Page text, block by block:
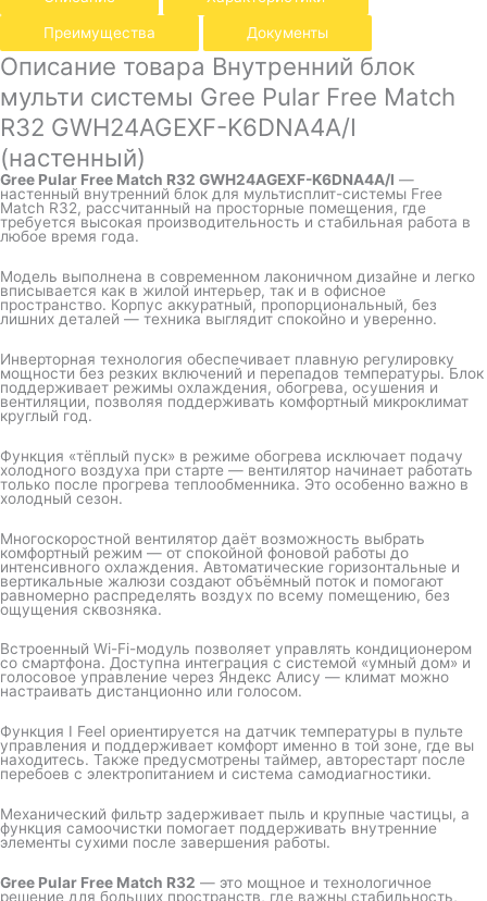
Преимущества Документы
Описание товара Внутренний блок
мульти системы Gree Pular Free Match
R32 GWH24AGEXF-K6DNA4A/I
(настенный)
Gree Pular Free Match R32 GWH24AGEXF-K6DNA4A/I —
настенный внутренний блок для мультисплит-системы Free
Match R32, рассчитанный на просторные помещения, где
требуется высокая производительность и стабильная работа в
любое время года.
Модель выполнена в современном лаконичном дизайне и легко
вписывается как в жилой интерьер, так и в офисное
пространство. Корпус аккуратный, пропорциональный, без
лишних деталей — техника выглядит спокойно и уверенно.
Инверторная технология обеспечивает плавную регулировку
мощности без резких включений и перепадов температуры. Блок
поддерживает режимы охлаждения, обогрева, осушения и
вентиляции, позволяя поддерживать комфортный микроклимат
круглый год.
Функция «тёплый пуск» в режиме обогрева исключает подачу
холодного воздуха при старте — вентилятор начинает работать
только после прогрева теплообменника. Это особенно важно в
холодный сезон.
Многоскоростной вентилятор даёт возможность выбрать
комфортный режим — от спокойной фоновой работы до
интенсивного охлаждения. Автоматические горизонтальные и
вертикальные жалюзи создают объёмный поток и помогают
равномерно распределять воздух по всему помещению, без
ощущения сквозняка.
Встроенный Wi-Fi-модуль позволяет управлять кондиционером
со смартфона. Доступна интеграция с системой «умный дом» и
голосовое управление через Яндекс Алису — климат можно
настраивать дистанционно или голосом.
Функция I Feel ориентируется на датчик температуры в пульте
управления и поддерживает комфорт именно в той зоне, где вы
находитесь. Также предусмотрены таймер, авторестарт после
перебоев с электропитанием и система самодиагностики.
Механический фильтр задерживает пыль и крупные частицы, а
функция самоочистки помогает поддерживать внутренние
элементы сухими после завершения работы.
Gree Pular Free Match R32 — это мощное и технологичное
решение для больших пространств, где важны стабильность,